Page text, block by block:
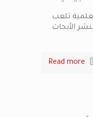
تلعب
الأبحاث
Read more